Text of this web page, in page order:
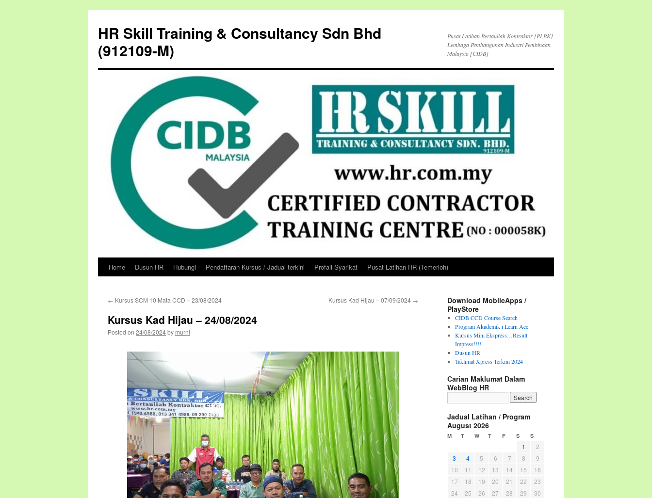
HR Skill Training & Consultancy Sdn Bhd
(912109-M)
Pusat Latihan Bertauliah Kontraktor [PLBK]
Lembaga Pembangunan Industri Pembinaan
Malaysia [CIDB]
Skip
content
Home Dusun HR Hubungi Pendaftaran Kursus / Jadual terkini Profail Syarikat Pusat Latihan HR (Temerloh)
← Kursus SCM 10 Mata CCD – 23/08/2024 Kursus Kad Hijau – 07/09/2024 →
Kursus Kad Hijau – 24/08/2024
Posted on 24/08/2024by murni
Download MobileApps /
PlayStore
CIDB CCD Course Search
Program Akademik i Learn Ace
Kursus Mini Ekspress…Result
Impress!!!!
Dusun HR
Taklimat Xpress Terkini 2024
Carian Maklumat Dalam
WebBlog HR
Jadual Latihan / Program
August 2026
M T W T F S S
1
2
3
4 5 6 7 8
9
10
11 12 13 14 15
16
17
18 19 20 21 22
23
24
25 26 27 28 29
30